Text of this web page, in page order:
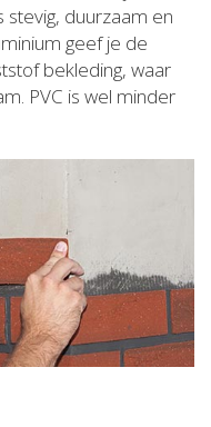
stevig, duurzaam en
geef je de
bekleding, waar
PVC is wel minder